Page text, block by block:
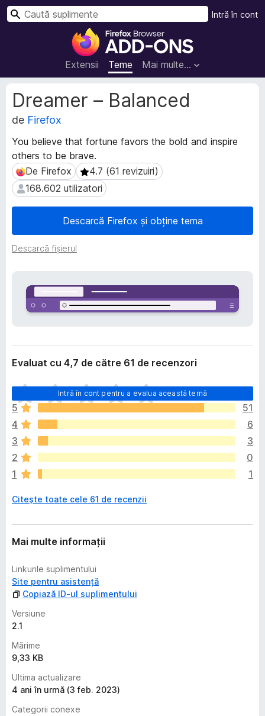
S
u
p
l
i
m
t
e
p
n
t
r
e
x
Extensii Teme Mai multe…
Intră în cont
C
Dreamer – Balanced
de Firefox
You believe that fortune favors the bold and inspire
others to be brave.
De Firefox
De Firefox 4.7 (61 revizuiri)
4.7 (61 revizuiri)
168.602 utilizatori
168.602 utilizatori
Descarcă Firefox și obține tema
Descarcă fișierul
M
e
t
d
a
t
e
e
x
e
n
s
Evaluat cu 4,7 de către 61 de recenzori
Intră în cont pentru a evalua această temă
N
u
e
x
i
s
t
ă
n
ă
e
a
u
ă
r
i
5
51
4
6
3
3
2
0
1
1
Citește toate cele 61 de recenzii
Mai multe informații
Linkurile suplimentului
Site pentru asistență
Copiază ID-ul suplimentului
Versiune
2.1
Mărime
9,33 KB
Ultima actualizare
4 ani în urmă (3 feb. 2023)
Categorii conexe